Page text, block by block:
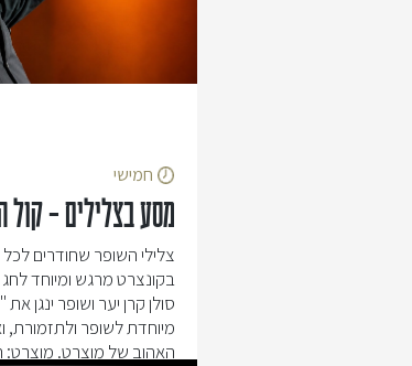
חמישי
מסע בצלילים – קול
צלילי השופר שחודרים
בקונצרט מרגש ומיוחד
סולן קרן יער ושופר ינגן
מיוחדת לשופר ולתזמורת,
האהוב של מוצרט.